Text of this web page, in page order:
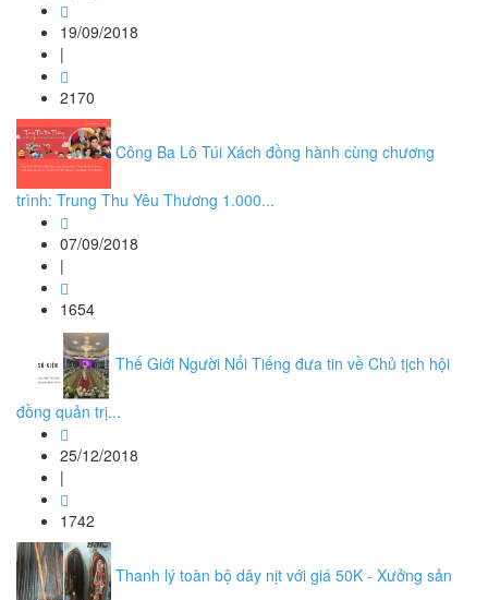
19/09/2018
|
2170
Công Ba Lô Túi Xách đồng hành cùng chương
trình: Trung Thu Yêu Thương 1.000...
07/09/2018
|
1654
Thế Giới Người Nổi Tiếng đưa tin về Chủ tịch hội
đồng quản trị...
25/12/2018
|
1742
Thanh lý toàn bộ dây nịt với giá 50K - Xưởng sản